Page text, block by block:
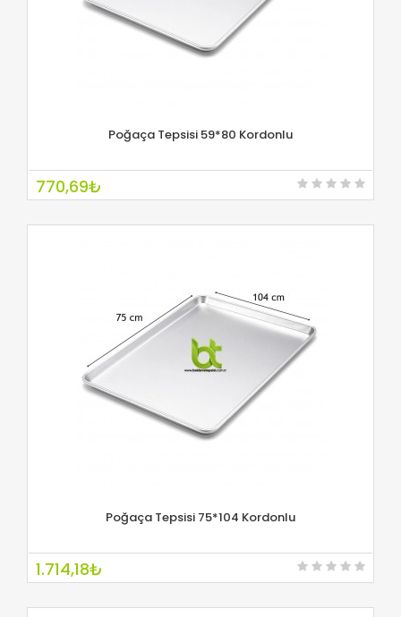
İNCELE
Poğaça Tepsisi 59*80 Kordonlu
770,69₺
İNCELE
Poğaça Tepsisi 75*104 Kordonlu
1.714,18₺